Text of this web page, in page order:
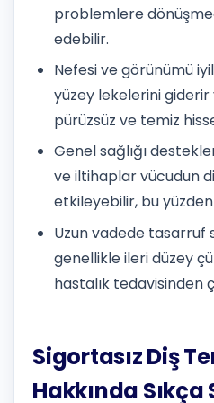
problemlere
edebilir.
Nefesi ve görünümü
yüzey lekelerini
pürüzsüz ve temiz
Genel sağlığı
ve iltihaplar vücudun
etkileyebilir, bu yüzden
Uzun vadede tasarruf
genellikle ileri düzey
hastalık tedavisinden
Sigortasız Diş
Hakkında